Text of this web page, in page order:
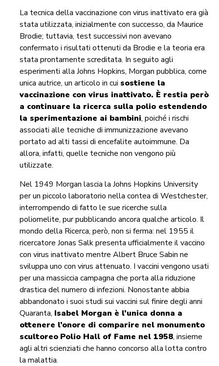
La tecnica della vaccinazione con virus inattivato era già
stata utilizzata, inizialmente con successo, da Maurice
Brodie; tuttavia, test successivi non avevano
confermato i risultati ottenuti da Brodie e la teoria era
stata prontamente screditata. In seguito agli
esperimenti alla Johns Hopkins, Morgan pubblica, come
unica autrice, un articolo in cui sostiene la
vaccinazione con virus inattivato. È restia però
a continuare la ricerca sulla polio estendendo
la sperimentazione ai bambini, poiché i rischi
associati alle tecniche di immunizzazione avevano
portato ad alti tassi di encefalite autoimmune. Da
allora, infatti, quelle tecniche non vengono più
utilizzate.
Nel 1949 Morgan lascia la Johns Hopkins University
per un piccolo laboratorio nella contea di Westchester,
interrompendo di fatto le sue ricerche sulla
poliomelite, pur pubblicando ancora qualche articolo. Il
mondo della Ricerca, però, non si ferma: nel 1955 il
ricercatore Jonas Salk presenta ufficialmente il vaccino
con virus inattivato mentre Albert Bruce Sabin ne
sviluppa uno con virus attenuato. I vaccini vengono usati
per una massiccia campagna che porta alla riduzione
drastica del numero di infezioni. Nonostante abbia
abbandonato i suoi studi sui vaccini sul finire degli anni
Quaranta, Isabel Morgan è l’unica donna a
ottenere l’onore di comparire nel monumento
scultoreo Polio Hall of Fame nel 1958, insieme
agli altri scienziati che hanno concorso alla lotta contro
la malattia.